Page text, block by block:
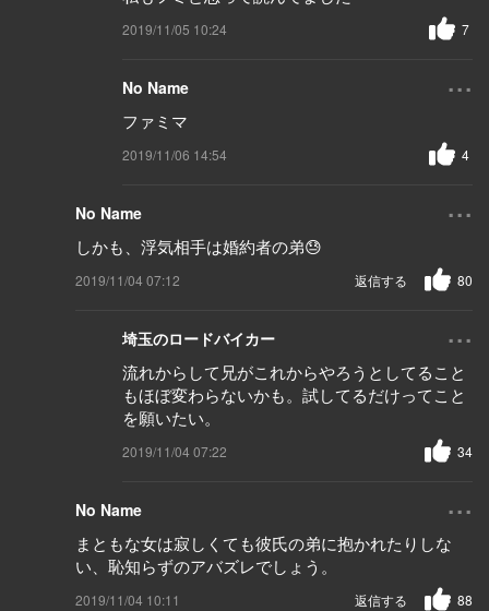
2019/11/05 10:24 7
No Name ...
ファミマ
2019/11/06 14:54 4
No Name ...
しかも、浮気相手は婚約者の弟😓
2019/11/04 07:12 80
返信する
埼玉のロードバイカー ...
流れからして兄がこれからやろうとしてること
もほぼ変わらないかも。試してるだけってこと
を願いたい。
2019/11/04 07:22 34
No Name ...
まともな女は寂しくても彼氏の弟に抱かれたりしな
い、恥知らずのアバズレでしょう。
2019/11/04 10:11 88
返信する